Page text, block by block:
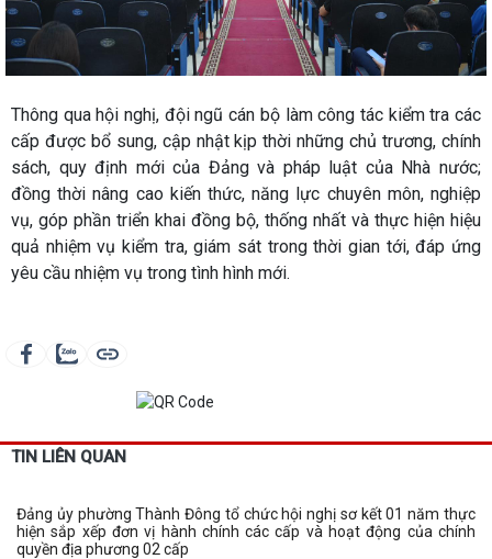
Thông qua hội nghị, đội ngũ cán bộ làm công tác kiểm tra các
cấp được bổ sung, cập nhật kịp thời những chủ trương, chính
sách, quy định mới của Đảng và pháp luật của Nhà nước;
đồng thời nâng cao kiến thức, năng lực chuyên môn, nghiệp
vụ, góp phần triển khai đồng bộ, thống nhất và thực hiện hiệu
quả nhiệm vụ kiểm tra, giám sát trong thời gian tới, đáp ứng
yêu cầu nhiệm vụ trong tình hình mới.
TIN LIÊN QUAN
Đảng ủy phường Thành Đông tổ chức hội nghị sơ kết 01 năm thực
hiện sắp xếp đơn vị hành chính các cấp và hoạt động của chính
quyền địa phương 02 cấp